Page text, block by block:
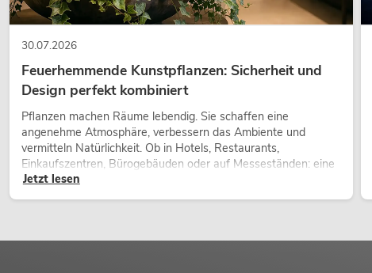
30.07.2026
Feuerhemmende Kunstpflanzen: Sicherheit und
Design perfekt kombiniert
Pflanzen machen Räume lebendig. Sie schaffen eine
angenehme Atmosphäre, verbessern das Ambiente und
vermitteln Natürlichkeit. Ob in Hotels, Restaurants,
Einkaufszentren, Bürogebäuden oder auf Messeständen: eine
hochwertige Begrünung gehört heute längst zum modernen
Jetzt lesen